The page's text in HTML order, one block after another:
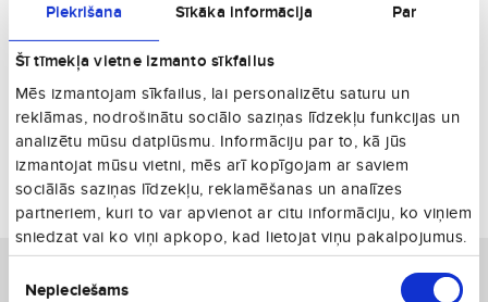
Piekrišana Sīkāka informācija Par
Šī tīmekļa vietne izmanto sīkfailus
Mēs izmantojam sīkfailus, lai personalizētu saturu un
reklāmas, nodrošinātu sociālo saziņas līdzekļu funkcijas un
analizētu mūsu datplūsmu. Informāciju par to, kā jūs
izmantojat mūsu vietni, mēs arī kopīgojam ar saviem
sociālās saziņas līdzekļu, reklamēšanas un analīzes
partneriem, kuri to var apvienot ar citu informāciju, ko viņiem
sniedzat vai ko viņi apkopo, kad lietojat viņu pakalpojumus.
izvēle
Nepieciešams
€240
02. 04., Pk
Vienā virzienā
31. 08., P
Vienā virzienā
Vienā virzienā